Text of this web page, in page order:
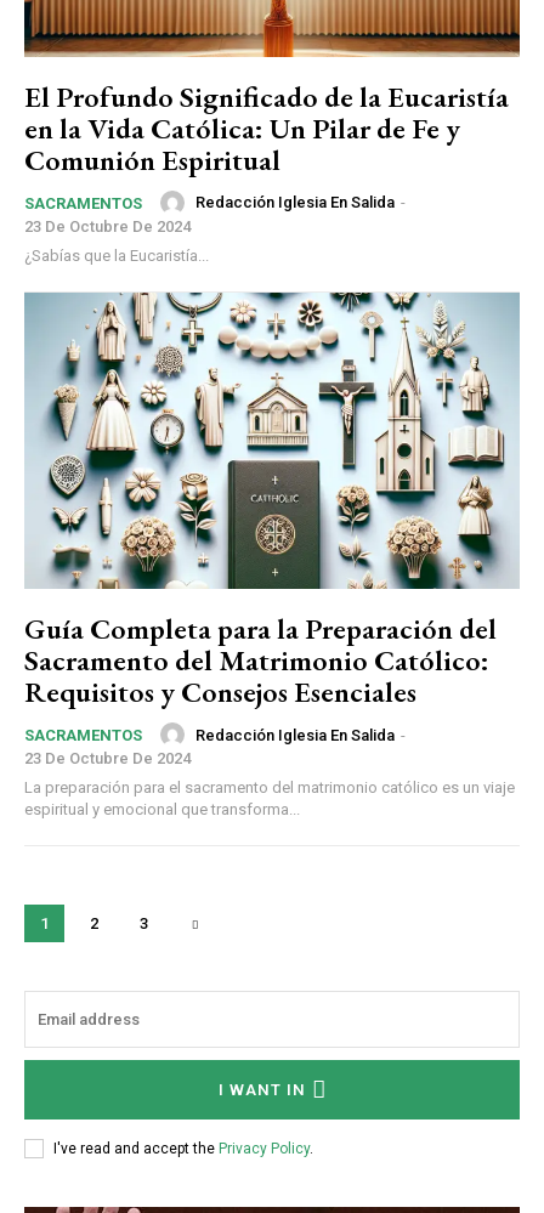
El Profundo Significado de la Eucaristía
en la Vida Católica: Un Pilar de Fe y
Comunión Espiritual
SACRAMENTOS Redacción Iglesia En Salida -
23 De Octubre De 2024
¿Sabías que la Eucaristía...
Guía Completa para la Preparación del
Sacramento del Matrimonio Católico:
Requisitos y Consejos Esenciales
SACRAMENTOS Redacción Iglesia En Salida -
23 De Octubre De 2024
La preparación para el sacramento del matrimonio católico es un viaje
espiritual y emocional que transforma...
1 2 3
I WANT IN
I've read and accept the Privacy Policy.